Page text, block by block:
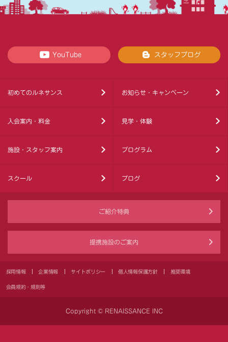
YouTube スタッフブログ
初めてのルネサンス お知らせ・キャンペーン
入会案内・料金 見学・体験
施設・スタッフ案内 プログラム
スクール ブログ
ご紹介特典
提携施設のご案内
採用情報 企業情報 サイトポリシー 個人情報保護方針 推奨環境
会員規約・規則等
Copyright © RENAISSANCE INC